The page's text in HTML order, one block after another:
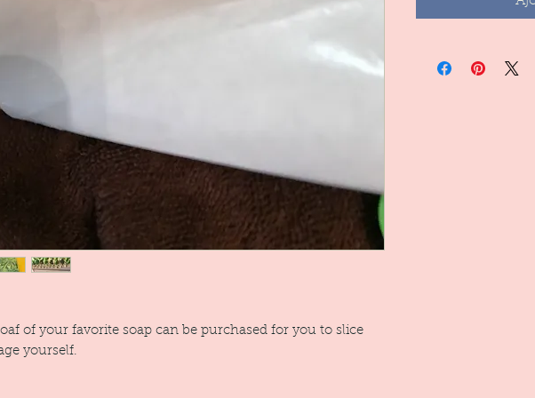
of your favorite soap can be purchased for you to slice
yourself.